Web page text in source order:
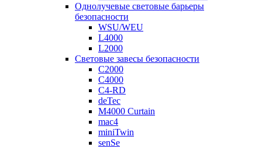
Однолучевые световые барьеры
безопасности
WSU/WEU
L4000
L2000
Световые завесы безопасности
C2000
C4000
C4-RD
deTec
M4000 Curtain
mac4
miniTwin
senSe